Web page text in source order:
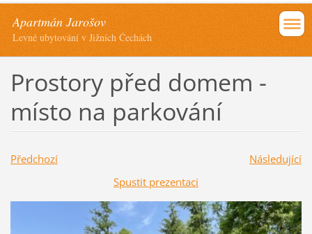
Apartmán Jarošov
Levné ubytování v Jižních Čechách
Prostory před domem -
místo na parkování
Předchozí
Následující
Spustit prezentaci